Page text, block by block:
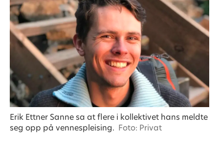
Erik Ettner Sanne sa at flere i kollektivet hans meldte
seg opp på vennespleising. Foto: Privat